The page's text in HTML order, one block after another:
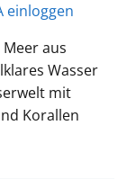
einloggen
aus
Wasser
mit
Korallen